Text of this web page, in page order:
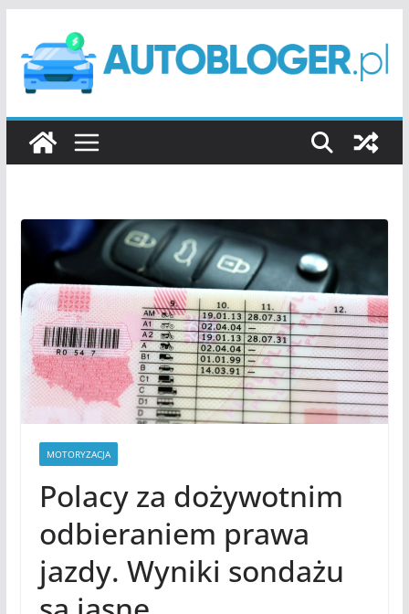
treści
MOTORYZACJA
Polacy za dożywotnim
odbieraniem prawa
jazdy. Wyniki sondażu